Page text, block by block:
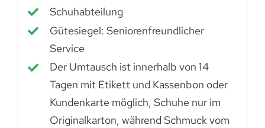
Schuhabteilung
Gütesiegel: Seniorenfreundlicher
Service
Der Umtausch ist innerhalb von 14
Tagen mit Etikett und Kassenbon oder
Kundenkarte möglich, Schuhe nur im
Originalkarton, während Schmuck vom